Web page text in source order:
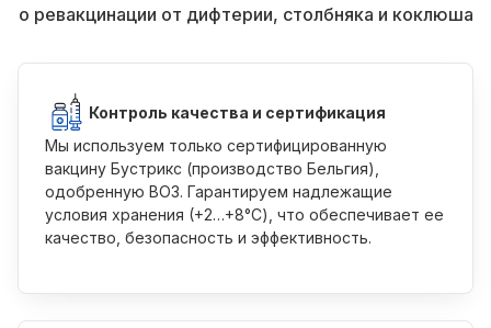
о ревакцинации от дифтерии, столбняка и коклюша
Контроль качества и сертификация
Мы используем только сертифицированную
вакцину Бустрикс (производство Бельгия),
одобренную ВОЗ. Гарантируем надлежащие
условия хранения (+2…+8°C), что обеспечивает ее
качество, безопасность и эффективность.